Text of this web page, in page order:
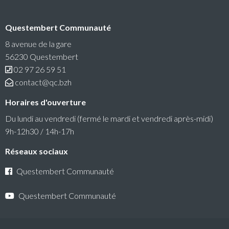
RéColTE : Appel à projets citoyen pour les
transitions et l’environnement
Questembert Communauté lance un 3e appel à projets
auquel peuvent candidater les associations du territoire.
Questembert Communauté
8 avenue de la gare
56230 Questembert
02 97 26 59 51
contact@qc.bzh
Horaires d'ouverture
Du lundi au vendredi (fermé le mardi et vendredi après-midi)
9h-12h30 / 14h-17h
Réseaux sociaux
Questembert Communauté
Questembert Communauté